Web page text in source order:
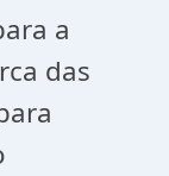
a
das